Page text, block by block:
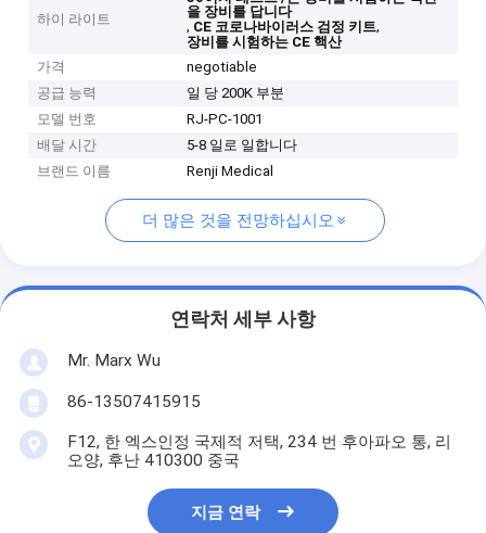
하이 라이트
을 장비를 답니다
, CE 코로나바이러스 검정 키트,
장비를 시험하는 CE 핵산
가격
negotiable
공급 능력
일 당 200K 부분
모델 번호
RJ-PC-1001
배달 시간
5-8 일로 일합니다
브랜드 이름
Renji Medical
더 많은 것을 전망하십시오
연락처 세부 사항
Mr. Marx Wu
86-13507415915
F12, 한 엑스인정 국제적 저택, 234 번 후아파오 통, 리
오양, 후난 410300 중국
지금 연락